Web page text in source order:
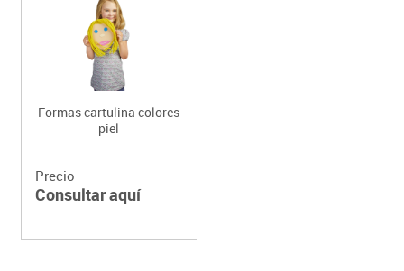
Formas cartulina colores
piel
Precio
Consultar aquí